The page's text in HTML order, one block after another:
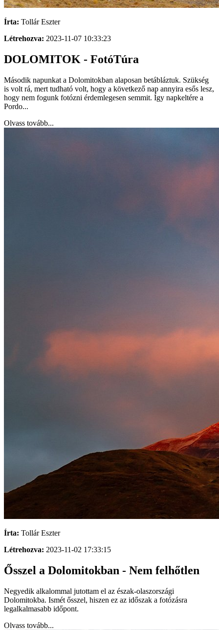
Írta: Tollár Eszter
Létrehozva: 2023-11-07 10:33:23
DOLOMITOK - FotóTúra
Második napunkat a Dolomitokban alaposan betábláztuk. Szükség
is volt rá, mert tudható volt, hogy a következő nap annyira esős lesz,
hogy nem fogunk fotózni érdemlegesen semmit. Így napkeltére a
Pordo...
Olvass tovább...
Írta: Tollár Eszter
Létrehozva: 2023-11-02 17:33:15
Ősszel a Dolomitokban - Nem felhőtlen
Negyedik alkalommal jutottam el az észak-olaszországi
Dolomitokba. Ismét ősszel, hiszen ez az időszak a fotózásra
legalkalmasabb időpont.
Olvass tovább...